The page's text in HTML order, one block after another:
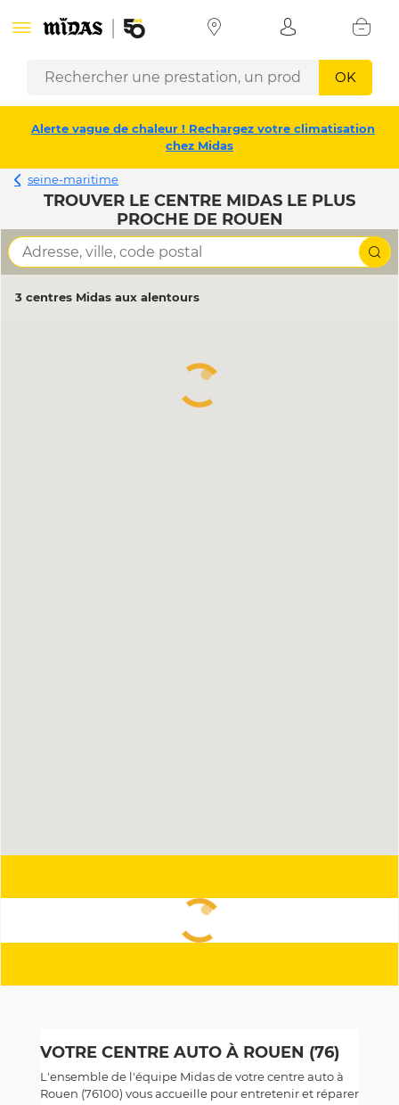
OK
Alerte vague de chaleur ! Rechargez votre climatisation
chez Midas
seine-maritime
TROUVER LE CENTRE MIDAS LE PLUS
PROCHE DE ROUEN
3 centres Midas aux alentours
VOTRE CENTRE AUTO À ROUEN (76)
L'ensemble de l'équipe Midas de votre centre auto à
Rouen (76100) vous accueille pour entretenir et réparer